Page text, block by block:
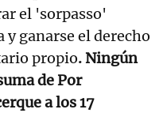
el 'sorpasso'
y ganarse el derecho
propio. Ningún
de Por
a los 17